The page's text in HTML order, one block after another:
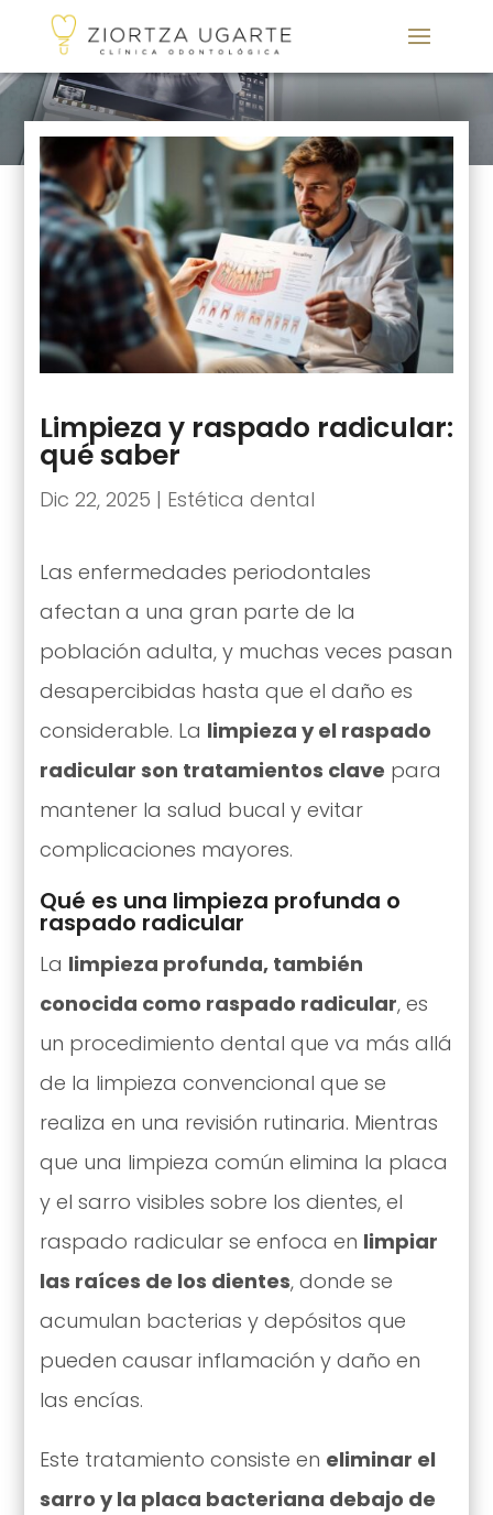
Limpieza y raspado radicular:
qué saber
Dic 22, 2025 | Estética dental
Las enfermedades periodontales
afectan a una gran parte de la
población adulta, y muchas veces pasan
desapercibidas hasta que el daño es
considerable. La limpieza y el raspado
radicular son tratamientos clave para
mantener la salud bucal y evitar
complicaciones mayores.
Qué es una limpieza profunda o
raspado radicular
La limpieza profunda, también
conocida como raspado radicular, es
un procedimiento dental que va más allá
de la limpieza convencional que se
realiza en una revisión rutinaria. Mientras
que una limpieza común elimina la placa
y el sarro visibles sobre los dientes, el
raspado radicular se enfoca en limpiar
las raíces de los dientes, donde se
acumulan bacterias y depósitos que
pueden causar inflamación y daño en
las encías.
Este tratamiento consiste en eliminar el
sarro y la placa bacteriana debajo de